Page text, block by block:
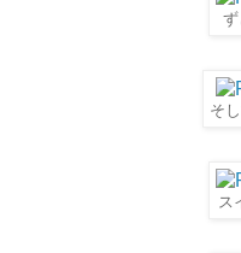
そ
ス